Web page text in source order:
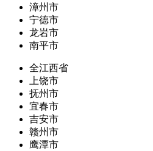
漳州市
宁德市
龙岩市
南平市
全江西省
上饶市
抚州市
宜春市
吉安市
赣州市
鹰潭市